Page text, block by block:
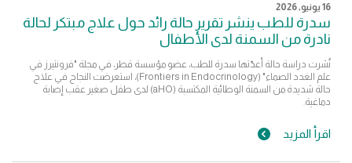
16 يونيو, 2026
سدرة للطب ينشر تقرير حالة رائد حول علاج مبتكر لحالة
نادرة من السمنة لدى الأطفال
نُشرت دراسة حالة أعدّتها سدرة للطب، عضو مؤسسة قطر، في مجلة "فرونتيرز في
علم الغدد الصماء" (Frontiers in Endocrinology)، استعرضت النجاح في علاج
حالة شديدة من السمنة الوطائية المكتسبة (aHO) لدى طفل صغير عقب إصابة
دماغية.
اقرأ المزيد